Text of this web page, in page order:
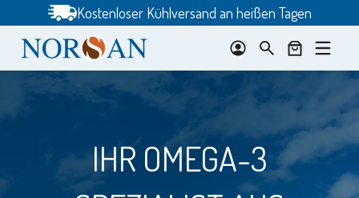
springen
Kostenloser Kühlversand an heißen Tagen
IHR OMEGA-3